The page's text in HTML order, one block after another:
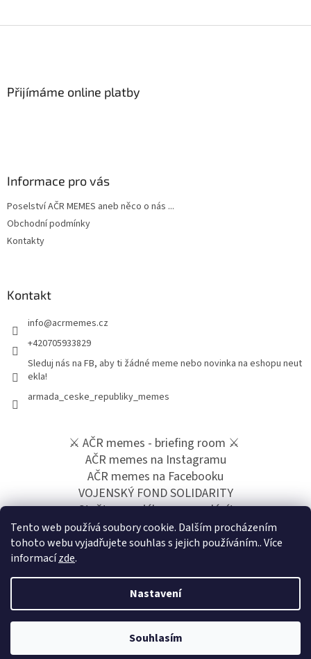
Tento web používá soubory cookie. Dalším procházením
tohoto webu vyjadřujete souhlas s jejich používáním.. Více
informacízde.
Nastavení
Souhlasím
Přijímáme online platby
Informace pro vás
Poselství AČR MEMES aneb něco o nás ...
Obchodní podmínky
Kontakty
Kontakt
info@acrmemes.cz
+420705933829
Sleduj nás na FB, aby ti žádné meme nebo novinka na eshopu neut
ekla!
armada_ceske_republiky_memes
⚔️ AČR memes - briefing room ⚔️
AČR memes na Instagramu
AČR memes na Facebooku
VOJENSKÝ FOND SOLIDARITY
Staňte se vojákem z povolání!
Podpoř naší tvorbu přes "Buy me a coffee"
Vytvořil Shoptet
AČR MEMES. Všechna práva vyhrazena.